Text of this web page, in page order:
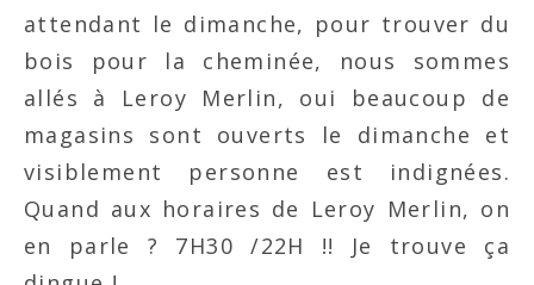
attendant le dimanche, pour trouver du
bois pour la cheminée, nous sommes
allés à Leroy Merlin, oui beaucoup de
magasins sont ouverts le dimanche et
visiblement personne est indignées.
Quand aux horaires de Leroy Merlin, on
en parle ? 7H30 /22H !! Je trouve ça